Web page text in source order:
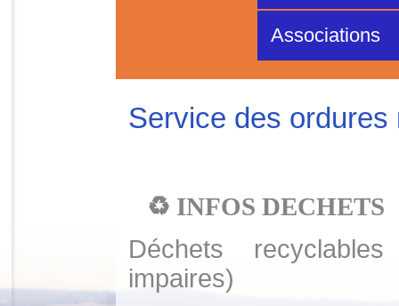
Associations
Service des ordures
♻ INFOS DECHETS
Déchets
impaires)